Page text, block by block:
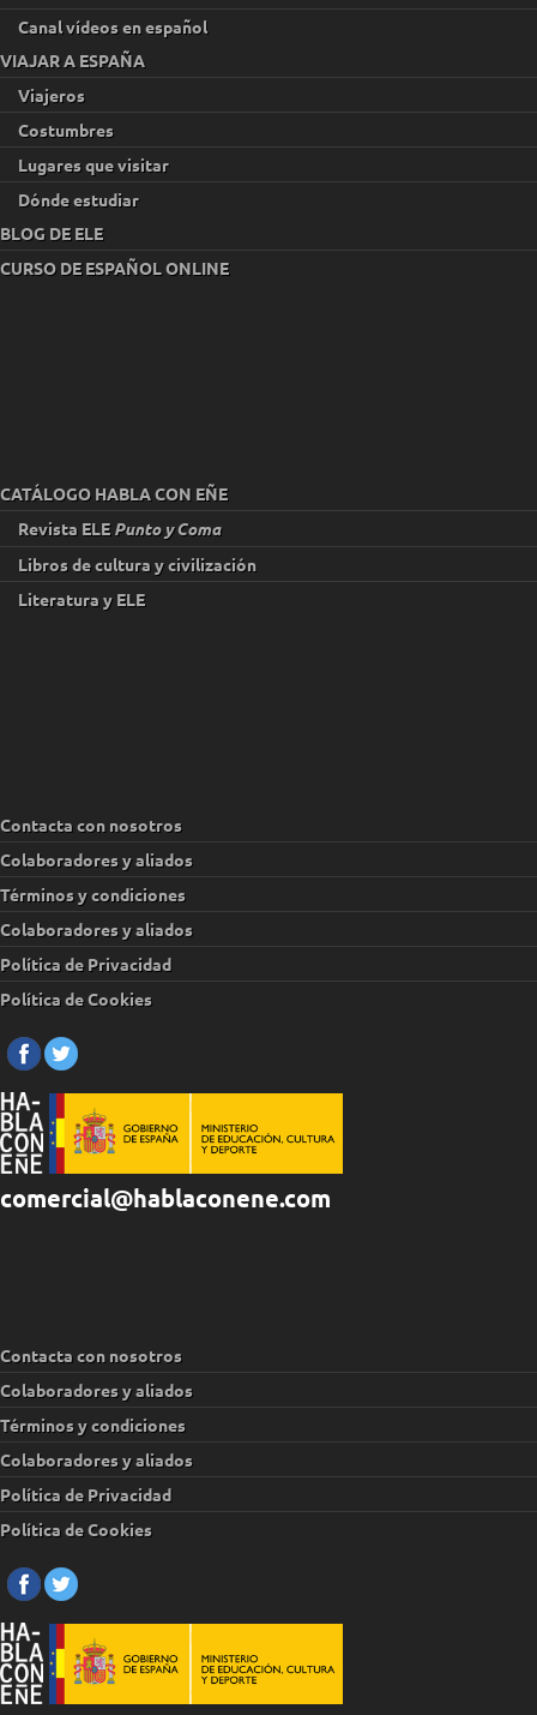
Canal vídeos en español
VIAJAR A ESPAÑA
Viajeros
Costumbres
Lugares que visitar
Dónde estudiar
BLOG DE ELE
CURSO DE ESPAÑOL ONLINE
CATÁLOGO HABLA CON EÑE
Revista ELEPunto y Coma
Libros de cultura y civilización
Literatura y ELE
Contacta con nosotros
Colaboradores y aliados
Términos y condiciones
Colaboradores y aliados
Política de Privacidad
Política de Cookies
comercial@hablaconene.com
Contacta con nosotros
Colaboradores y aliados
Términos y condiciones
Colaboradores y aliados
Política de Privacidad
Política de Cookies